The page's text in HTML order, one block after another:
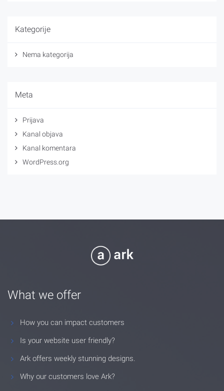
Kategorije
Nema kategorija
Meta
Prijava
Kanal objava
Kanal komentara
WordPress.org
What we offer
How you can impact customers
Is your website user friendly?
Ark offers weekly stunning designs.
Why our customers love Ark?